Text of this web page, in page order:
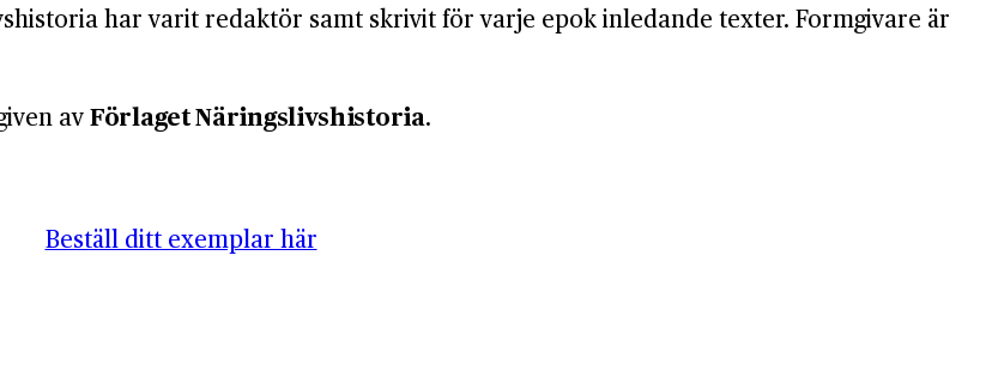
har varit redaktör samt skrivit för varje epok inledande texter. Formgivare är
avFörlaget Näringslivshistoria.
Beställ ditt exemplar här